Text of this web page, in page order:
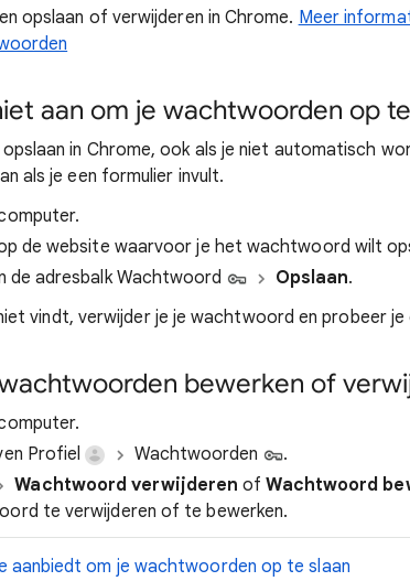
opslaan of verwijderen in Chrome. Meer
aan om je wachtwoorden op
in Chrome, ook als je niet automatisch
als je een formulier invult.
de website waarvoor je het wachtwoord wilt
de adresbalk Wachtwoord
Opslaan.
vindt, verwijder je je wachtwoord en probeer je
bewerken of
Profiel
Wachtwoorden
.
Wachtwoord verwijderen ofWachtwoord
te verwijderen of te bewerken.
aanbiedt om je wachtwoorden op te slaan